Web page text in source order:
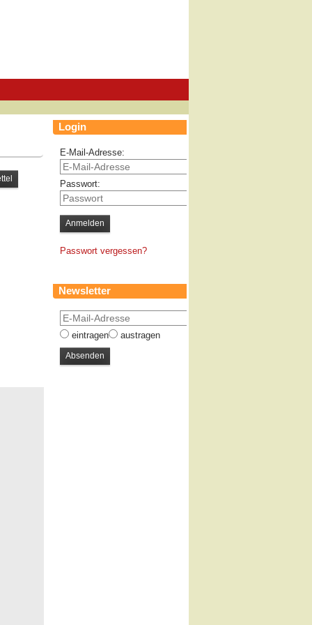
Login
E-Mail-Adresse:
Passwort:
Passwort vergessen?
Newsletter
eintragen austragen